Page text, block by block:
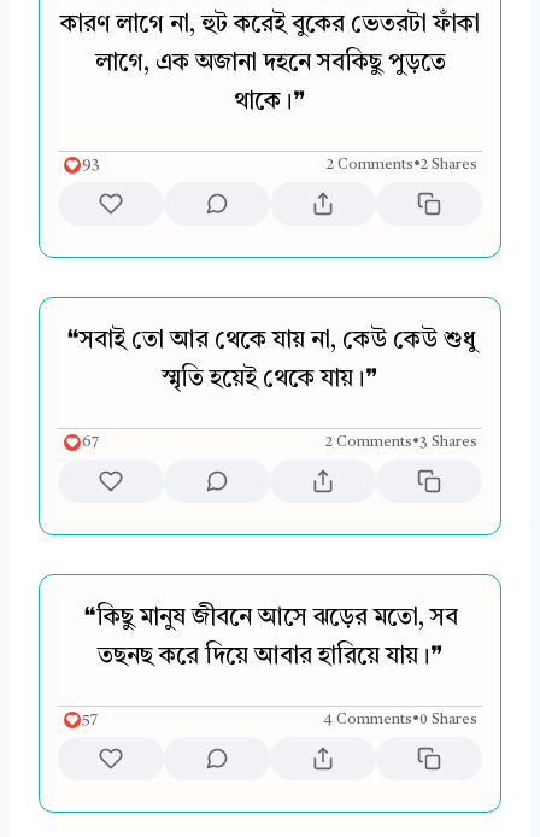
কারণ লাগে না, হুট করেই বুকের ভেতরটা ফাঁকা
লাগে, এক অজানা দহনে সবকিছু পুড়তে
থাকে।❞
93 2 Comments•2 Shares
❝সবাই তো আর থেকে যায় না, কেউ কেউ শুধু
স্মৃতি হয়েই থেকে যায়।❞
67 2 Comments•3 Shares
❝কিছু মানুষ জীবনে আসে ঝড়ের মতো, সব
তছনছ করে দিয়ে আবার হারিয়ে যায়।❞
57 4 Comments•0 Shares